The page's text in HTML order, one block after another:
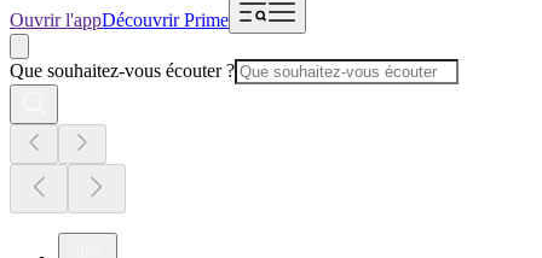
Ouvrir l'appDécouvrir Prime
Que souhaitez-vous écouter ?